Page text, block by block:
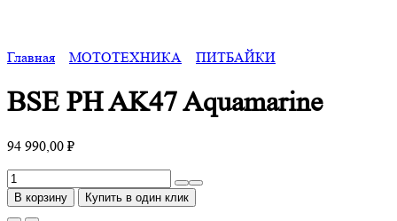
Главная МОТОТЕХНИКА ПИТБАЙКИ
BSE PH AK47 Aquamarine
94 990,00 ₽
Количество
товара
В корзину Купить в один клик